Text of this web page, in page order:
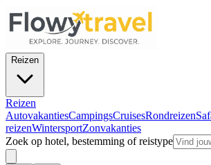
Reizen
Reizen
AutovakantiesCampingsCruisesRondreizen
reizenWintersportZonvakanties
Zoek op hotel, bestemming of reistype